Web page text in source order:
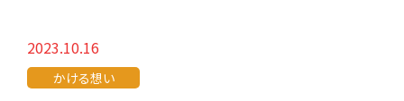
2023.10.16
かける想い